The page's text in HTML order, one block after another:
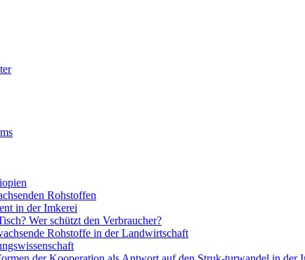
Rohstoffen
in der Imkerei
Wer schützt den Verbraucher?
Rohstoffe in der Landwirtschaft